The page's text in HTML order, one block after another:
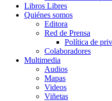
Libros Libres
Quiénes somos
Editora
Red de Prensa
Política de
Colaboradores
Multimedia
Audios
Mapas
Videos
Viñetas